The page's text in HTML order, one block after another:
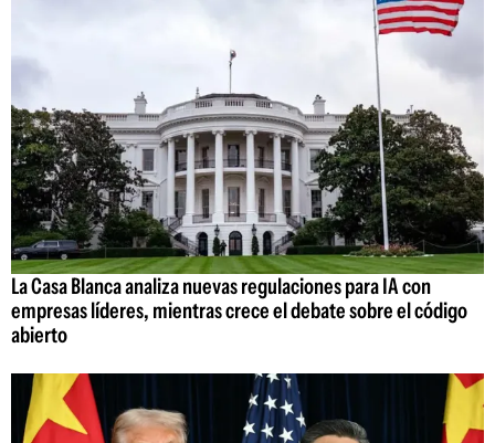
La Casa Blanca analiza nuevas regulaciones para IA con
empresas líderes, mientras crece el debate sobre el código
abierto